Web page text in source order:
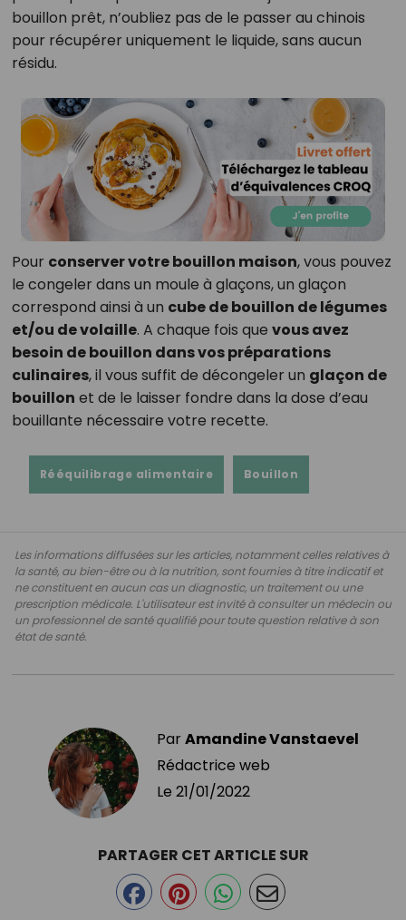
bouillon prêt, n’oubliez pas de le passer au chinois
pour récupérer uniquement le liquide, sans aucun
résidu.
Pour conserver votre bouillon maison, vous pouvez
le congeler dans un moule à glaçons, un glaçon
correspond ainsi à un cube de bouillon de légumes
et/ou de volaille. A chaque fois que vous avez
besoin de bouillon dans vos préparations
culinaires, il vous suffit de décongeler un glaçon de
bouillon et de le laisser fondre dans la dose d’eau
bouillante nécessaire votre recette.
Rééquilibrage alimentaire Bouillon
Les informations diffusées sur les articles, notamment celles relatives à
la santé, au bien-être ou à la nutrition, sont fournies à titre indicatif et
ne constituent en aucun cas un diagnostic, un traitement ou une
prescription médicale. L'utilisateur est invité à consulter un médecin ou
un professionnel de santé qualifié pour toute question relative à son
état de santé.
ParAmandine Vanstaevel
Rédactrice web
Le 21/01/2022
PARTAGER CET ARTICLE SUR